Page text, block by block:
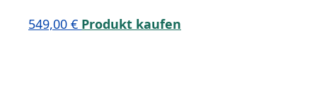
549,00 € Produkt kaufen